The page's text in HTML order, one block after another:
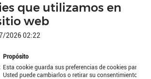
que utilizamos en
web
2026 02:22
Propósito
Esta cookie guarda sus preferencias de cookies para
Usted puede cambiarlos o retirar su consentimiento